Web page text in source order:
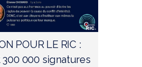
POUR LE RIC :
000 signatures